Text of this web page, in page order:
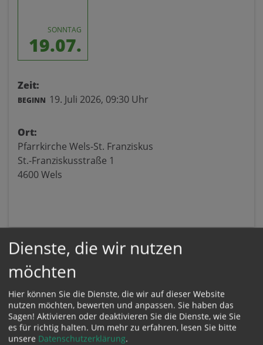
SONNTAG
19.07.
Zeit:
BEGINN 19. Juli 2026, 09:30 Uhr
Ort:
Pfarrkirche Wels-St. Franziskus
St.-Franziskusstraße 1
4600 Wels
Karte:
Dienste, die wir nutzen
möchten
Hier können Sie die Dienste, die wir auf dieser Website
nutzen möchten, bewerten und anpassen. Sie haben das
Sagen! Aktivieren oder deaktivieren Sie die Dienste, wie Sie
es für richtig halten. Um mehr zu erfahren, lesen Sie bitte
unsere Datenschutzerklärung.